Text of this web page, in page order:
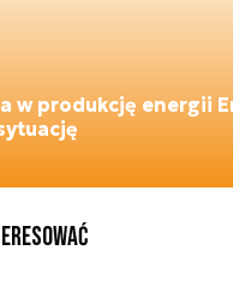
w produkcję energii